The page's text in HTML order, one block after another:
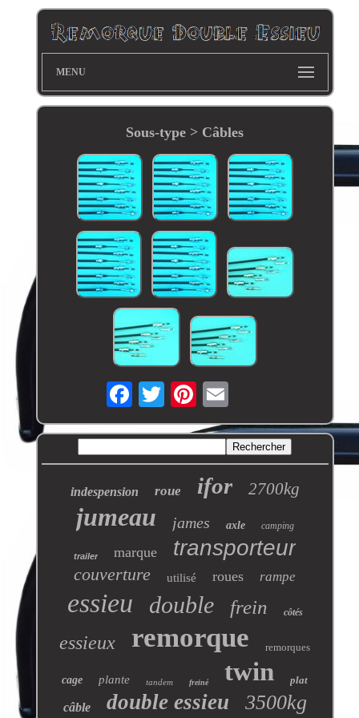
MENU
Sous-type > Câbles
indespension roue ifor 2700kg
jumeau james axle camping
trailer marque transporteur
couverture utilisé roues rampe
essieu double frein côtés
essieux remorque remorques
cage plante tandem freiné twin plat
câble double essieu 3500kg